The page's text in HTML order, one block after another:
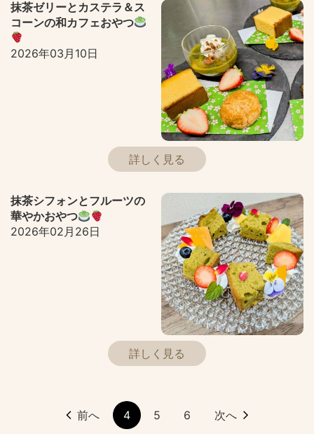
抹茶ゼリーとカステラ＆ス
コーンの和カフェおやつ
2026年03月10日
詳しく見る
抹茶シフォンとフルーツの
華やかおやつ
2026年02月26日
詳しく見る
前へ 4 5 6 次へ